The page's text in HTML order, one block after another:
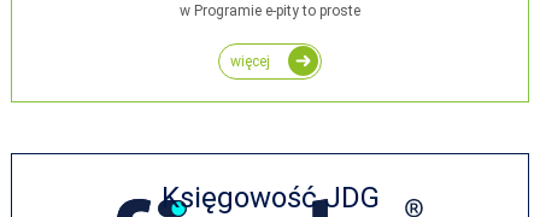
w Programie e-pity to proste
więcej
Księgowość JDG